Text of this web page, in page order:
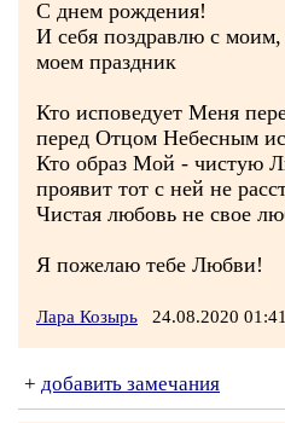
С днем рождения!
И себя поздравлю с
моем праздник
Кто исповедует Меня
перед Отцом Небесным
Кто образ Мой - чистую
проявит тот с ней не
Чистая любовь не свое
Я пожелаю тебе Любви!
Лара Козырь 24.08.2020
+ добавить замечания